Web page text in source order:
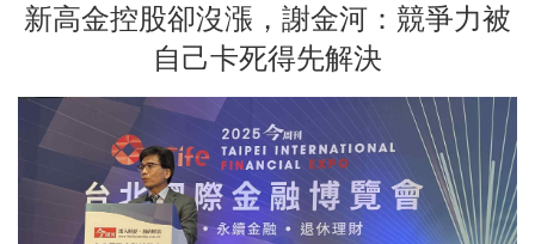
新高金控股卻沒漲，謝金河：競爭力被
自己卡死得先解決